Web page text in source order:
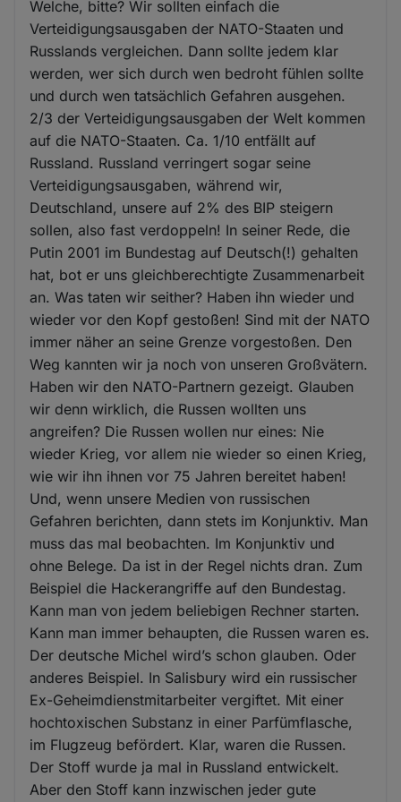
Welche, bitte? Wir sollten einfach die
Verteidigungsausgaben der NATO-Staaten und
Russlands vergleichen. Dann sollte jedem klar
werden, wer sich durch wen bedroht fühlen sollte
und durch wen tatsächlich Gefahren ausgehen.
2/3 der Verteidigungsausgaben der Welt kommen
auf die NATO-Staaten. Ca. 1/10 entfällt auf
Russland. Russland verringert sogar seine
Verteidigungsausgaben, während wir,
Deutschland, unsere auf 2% des BIP steigern
sollen, also fast verdoppeln! In seiner Rede, die
Putin 2001 im Bundestag auf Deutsch(!) gehalten
hat, bot er uns gleichberechtigte Zusammenarbeit
an. Was taten wir seither? Haben ihn wieder und
wieder vor den Kopf gestoßen! Sind mit der NATO
immer näher an seine Grenze vorgestoßen. Den
Weg kannten wir ja noch von unseren Großvätern.
Haben wir den NATO-Partnern gezeigt. Glauben
wir denn wirklich, die Russen wollten uns
angreifen? Die Russen wollen nur eines: Nie
wieder Krieg, vor allem nie wieder so einen Krieg,
wie wir ihn ihnen vor 75 Jahren bereitet haben!
Und, wenn unsere Medien von russischen
Gefahren berichten, dann stets im Konjunktiv. Man
muss das mal beobachten. Im Konjunktiv und
ohne Belege. Da ist in der Regel nichts dran. Zum
Beispiel die Hackerangriffe auf den Bundestag.
Kann man von jedem beliebigen Rechner starten.
Kann man immer behaupten, die Russen waren es.
Der deutsche Michel wird’s schon glauben. Oder
anderes Beispiel. In Salisbury wird ein russischer
Ex-Geheimdienstmitarbeiter vergiftet. Mit einer
hochtoxischen Substanz in einer Parfümflasche,
im Flugzeug befördert. Klar, waren die Russen.
Der Stoff wurde ja mal in Russland entwickelt.
Aber den Stoff kann inzwischen jeder gute